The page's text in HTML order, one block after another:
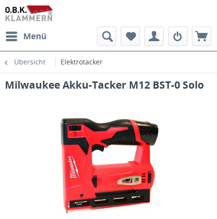
Menü
Übersicht Elektrotacker
Milwaukee Akku-Tacker M12 BST-0 Solo